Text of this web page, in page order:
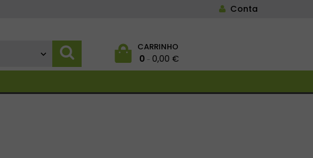
Conta
CARRINHO
0 - 0,00 €